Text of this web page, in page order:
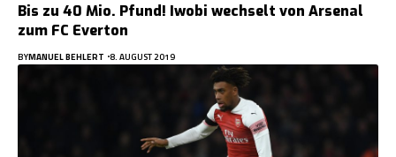
Bis zu 40 Mio. Pfund! Iwobi wechselt von Arsenal
zum FC Everton
BYMANUEL BEHLERT 8. AUGUST 2019